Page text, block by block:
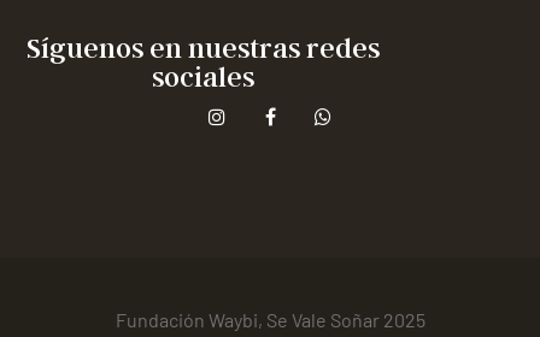
Síguenos en nuestras redes
sociales
Fundación Waybi, Se Vale Soñar 2025